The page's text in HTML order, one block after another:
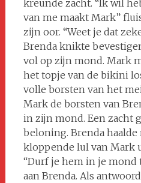
kreunde zacht. “Ik wil
van me maakt Mark”
zijn oor. “Weet je dat
Brenda knikte
vol op zijn mond. Mark
het topje van de bikini
volle borsten van het
Mark de borsten van
in zijn mond. Een zacht
beloning. Brenda
kloppende lul van Mark
“Durf je hem in je mond
aan Brenda. Als